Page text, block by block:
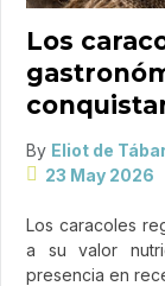
Los
By Eliot de
23 May 2026
Los caracoles
a su valor
presencia en